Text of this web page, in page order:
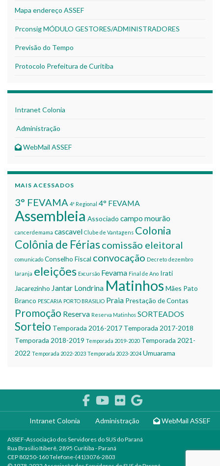
Mapa endereço ASSEF
Prconsig MÓDULO GESTORES/ADMINISTRADORES
Previsão do Tempo
Protocolo Prefeitura de Curitiba
Intranet Colonia
Administração
WebMail ASSEF
MAIS ACESSADOS
3° FEVAMA 4ª Regional 4° FEVAMA
Assembleia Associado campo mourão
cancerdemama cascavel Clube de Vantagens Colonia
Colônia de Fériascomissão eleitoral
comunicado Conselho Fiscal convocação Decreto dezembro
laranja eleições Excursão Fevama Final de Ano Irati
Jacarezinho Jantar Londrina Matinhos Mães Pato
Branco PESCARIA PORTO BRASILIO Praia Prestação de Contas
Promoção Reserva Reserva Matinhos SORTEADOS
Sorteio Temporada 2016-2017 Temporada 2017-2018
Temporada 2018-2019 Temporada 2019-2020 Temporada 2021-
2022 Temporada 2022-2023 Temporada 2023-2024 Umuarama
Intranet Colonia Administração WebMail ASSEF
ASSEF-Associação dos Servidores do SUS do Paraná
Rua Brasilio Itiberê, 2895 Curitiba - Paraná
CEP 80250-160 Telefone-(41)3076-2803